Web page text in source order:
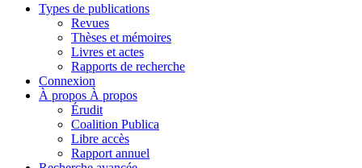
Types de publications
Revues
Thèses et mémoires
Livres et actes
Rapports de recherche
Connexion
À propos À propos
Érudit
Coalition Publica
Libre accès
Rapport annuel